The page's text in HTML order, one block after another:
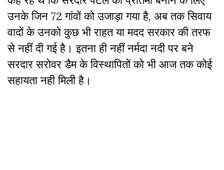
उनके जिन 72 गांवों को उजाड़ा गया है, अब तक सिवाय
वादों के उनको कुछ भी राहत या मदद सरकार की तरफ
से नहीं दी गई है। इतना ही नहीं नर्मदा नदी पर बने
सरदार सरोवर डैम के विस्थापितों को भी आज तक कोई
सहायता नही मिली है।